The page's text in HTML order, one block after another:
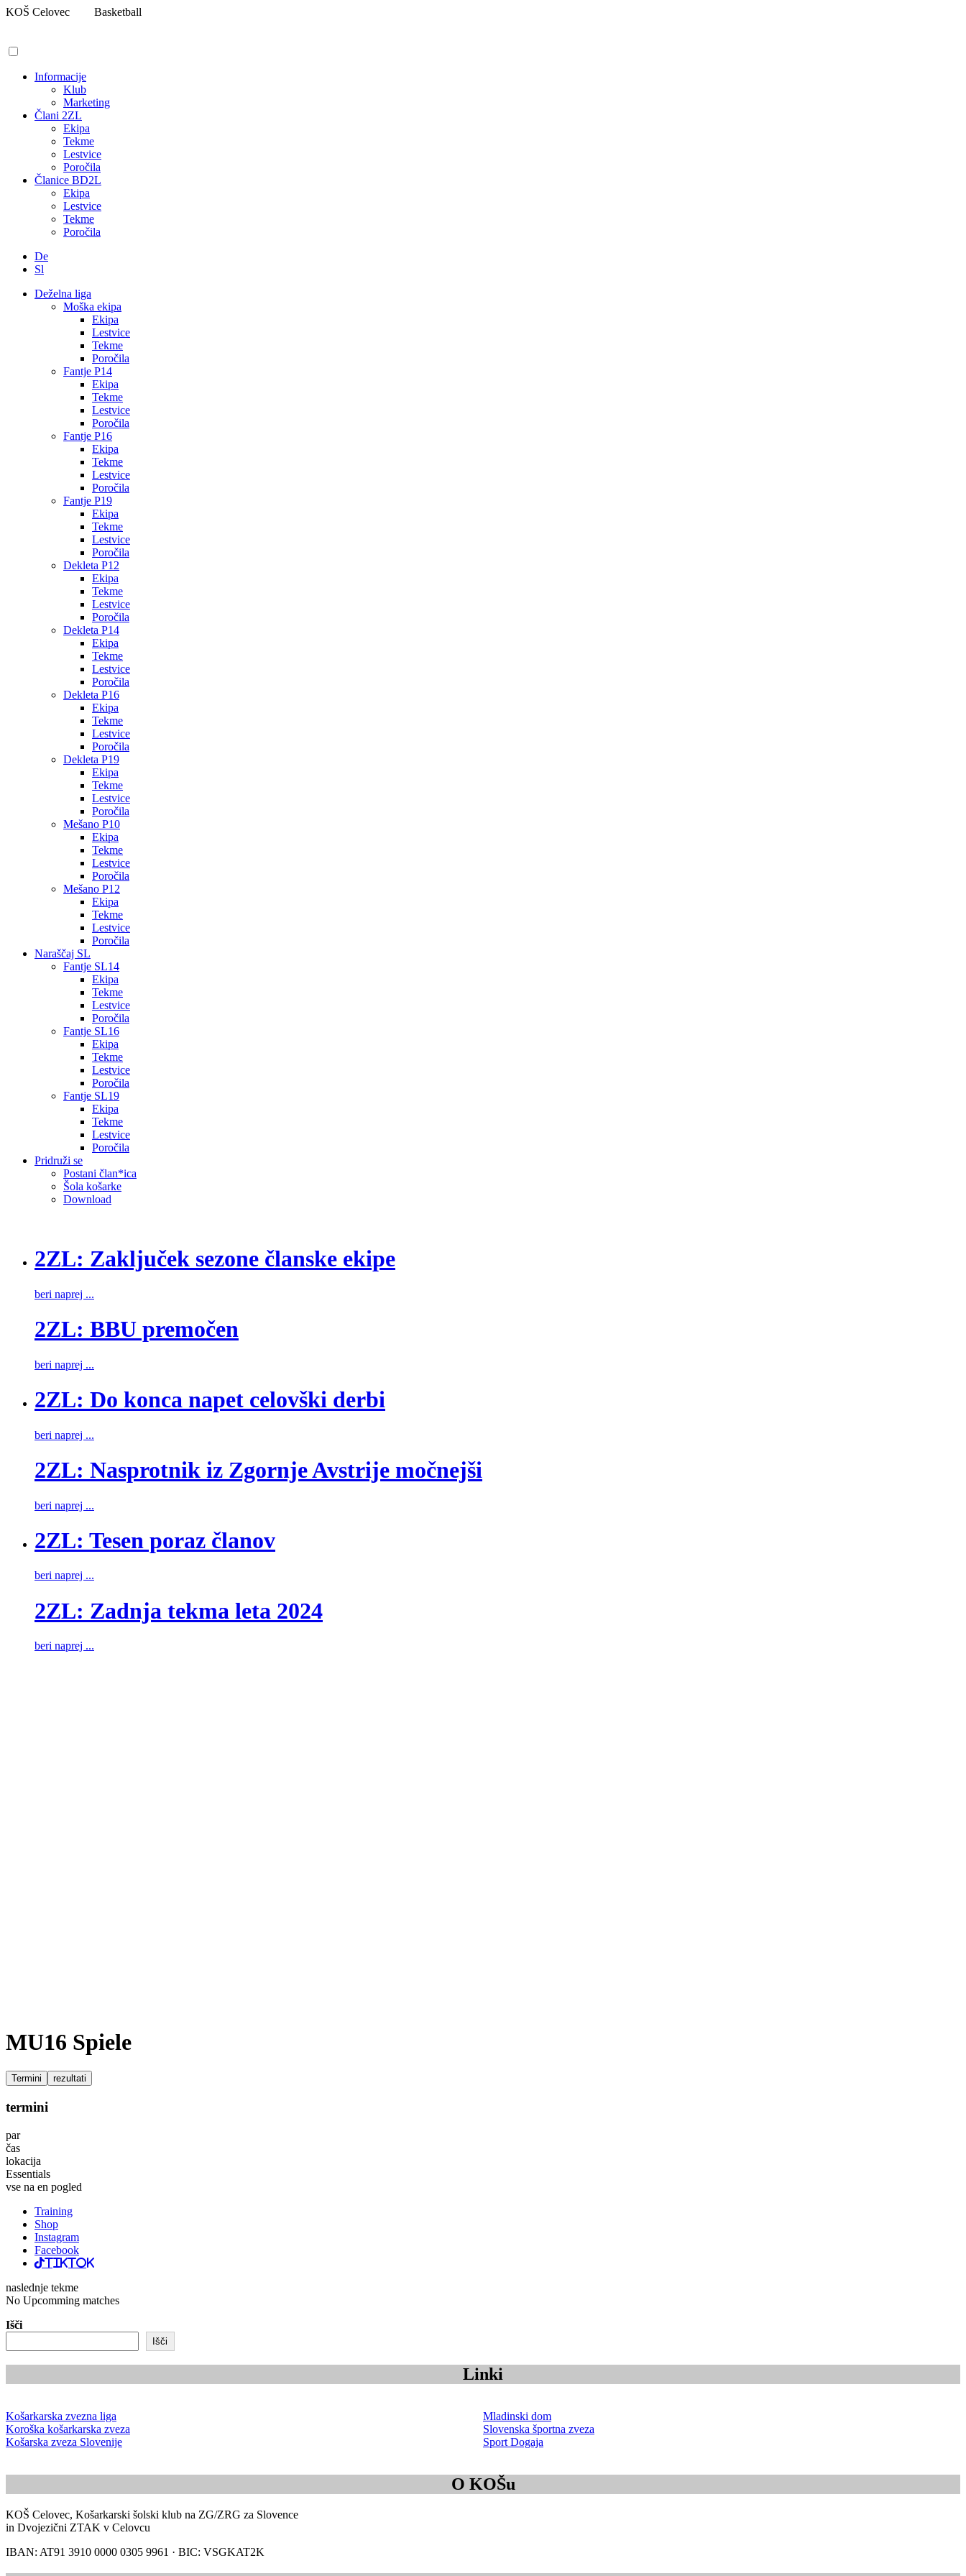
Pojdi
KOŠ Celovec Basketball
Informacije
Klub
Marketing
Člani 2ZL
Ekipa
Tekme
Lestvice
Poročila
Članice BD2L
Ekipa
Lestvice
Tekme
Poročila
De
Sl
Deželna liga
Moška ekipa
Ekipa
Lestvice
Tekme
Poročila
Fantje P14
Ekipa
Tekme
Lestvice
Poročila
Fantje P16
Ekipa
Tekme
Lestvice
Poročila
Fantje P19
Ekipa
Tekme
Lestvice
Poročila
Dekleta P12
Ekipa
Tekme
Lestvice
Poročila
Dekleta P14
Ekipa
Tekme
Lestvice
Poročila
Dekleta P16
Ekipa
Tekme
Lestvice
Poročila
Dekleta P19
Ekipa
Tekme
Lestvice
Poročila
Mešano P10
Ekipa
Tekme
Lestvice
Poročila
Mešano P12
Ekipa
Tekme
Lestvice
Poročila
Naraščaj SL
Fantje SL14
Ekipa
Tekme
Lestvice
Poročila
Fantje SL16
Ekipa
Tekme
Lestvice
Poročila
Fantje SL19
Ekipa
Tekme
Lestvice
Poročila
Pridruži se
Postani član*ica
Šola košarke
Download
2ZL: Zaključek sezone članske ekipe
beri naprej ...
2ZL: BBU premočen
beri naprej ...
2ZL: Do konca napet celovški derbi
beri naprej ...
2ZL: Nasprotnik iz Zgornje Avstrije močnejši
beri naprej ...
2ZL: Tesen poraz članov
beri naprej ...
2ZL: Zadnja tekma leta 2024
beri naprej ...
MU16 Spiele
Termini rezultati
termini
par
čas
lokacija
Essentials
vse na en pogled
Training
Shop
Instagram
Facebook
TikTok
naslednje tekme
No Upcomming matches
Išči
Išči
Linki
Košarkarska zvezna liga
Koroška košarkarska zveza
Košarska zveza Slovenije
Mladinski dom
Slovenska športna zveza
Sport Dogaja
O KOŠu
KOŠ Celovec, Košarkarski šolski klub na ZG/ZRG za Slovence
in Dvojezični ZTAK v Celovcu
IBAN: AT91 3910 0000 0305 9961 · BIC: VSGKAT2K